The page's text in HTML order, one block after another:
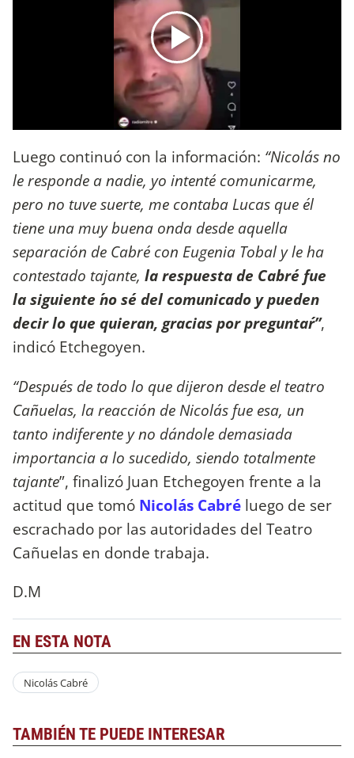
Luego continuó con la información: “Nicolás no
le responde a nadie, yo intenté comunicarme,
pero no tuve suerte, me contaba Lucas que él
tiene una muy buena onda desde aquella
separación de Cabré con Eugenia Tobal y le ha
contestado tajante, la respuesta de Cabré fue
la siguiente ´no sé del comunicado y pueden
decir lo que quieran, gracias por preguntar´”,
indicó Etchegoyen.
“Después de todo lo que dijeron desde el teatro
Cañuelas, la reacción de Nicolás fue esa, un
tanto indiferente y no dándole demasiada
importancia a lo sucedido, siendo totalmente
tajante”, finalizó Juan Etchegoyen frente a la
actitud que tomó Nicolás Cabré luego de ser
escrachado por las autoridades del Teatro
Cañuelas en donde trabaja.
D.M
EN ESTA NOTA
Nicolás Cabré
TAMBIÉN TE PUEDE INTERESAR